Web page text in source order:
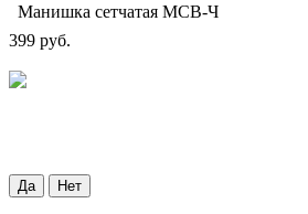
Манишка сетчатая МСВ-Ч
399 руб.
Да Нет